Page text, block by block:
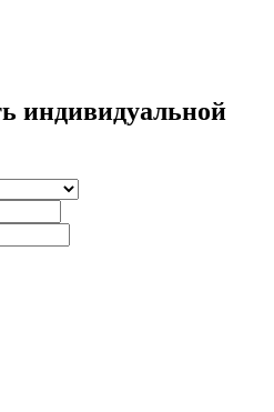
индивидуальной